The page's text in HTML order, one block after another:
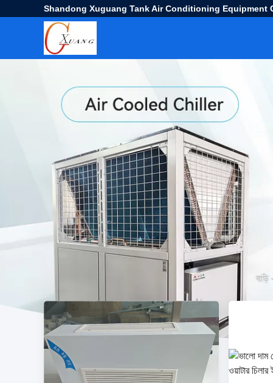
Shandong Xuguang Tank Air Conditioning Equipment
বাড়ি